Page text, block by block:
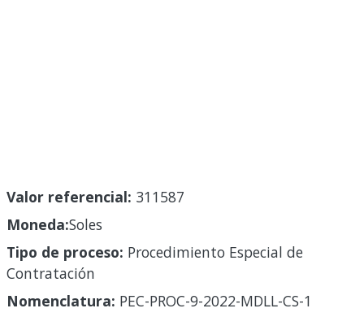
Valor referencial: 311587
Moneda:Soles
Tipo de proceso: Procedimiento Especial de
Contratación
Nomenclatura: PEC-PROC-9-2022-MDLL-CS-1